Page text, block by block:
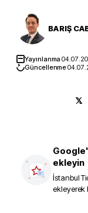
BARIŞ
Yayınlanma
Güncellenme
ekleyin
İstanbul
ekleyerek